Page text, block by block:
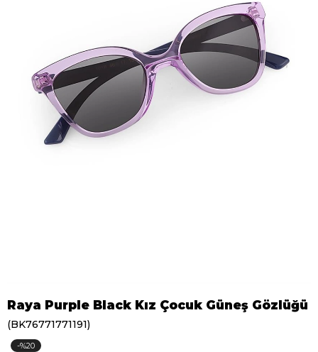
Raya Purple Black Kız Çocuk Güneş Gözlüğü
(BK76771771191)
20